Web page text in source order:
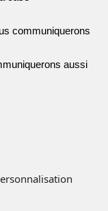
communiquerons
aussi